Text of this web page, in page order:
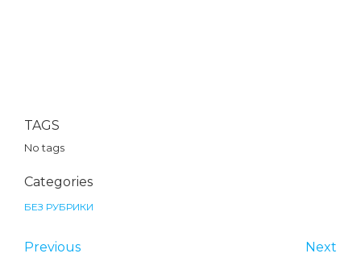
TAGS
No tags
Categories
БЕЗ РУБРИКИ
Previous Next